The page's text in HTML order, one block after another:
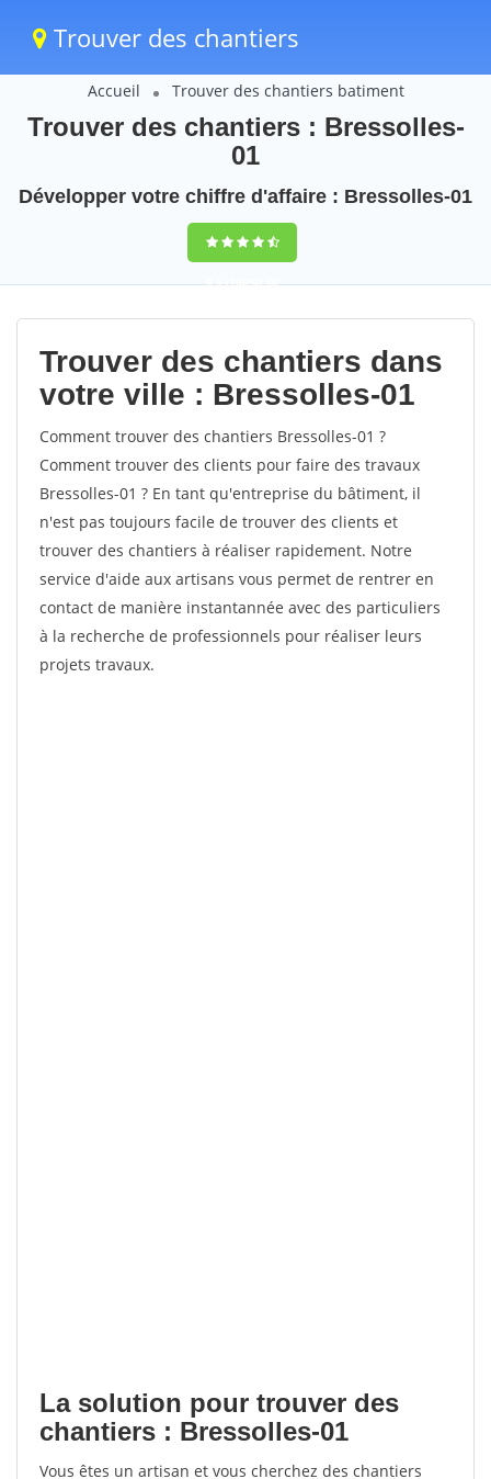
Trouver des chantiers
Accueil Trouver des chantiers batiment
Trouver des chantiers : Bressolles-
01
Développer votre chiffre d'affaire : Bressolles-01
9,5(100%)46
votes
Trouver des chantiers dans
votre ville : Bressolles-01
Comment trouver des chantiers Bressolles-01 ?
Comment trouver des clients pour faire des travaux
Bressolles-01 ? En tant qu'entreprise du bâtiment, il
n'est pas toujours facile de trouver des clients et
trouver des chantiers à réaliser rapidement. Notre
service d'aide aux artisans vous permet de rentrer en
contact de manière instantannée avec des particuliers
à la recherche de professionnels pour réaliser leurs
projets travaux.
La solution pour trouver des
chantiers : Bressolles-01
Vous êtes un artisan et vous cherchez des chantiers